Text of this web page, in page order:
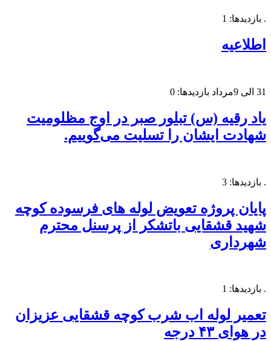
. بازدیدها: 1
اطلاعیه
31 الی 9مرداد بازدیدها: 0
یاد رقیه (س) تبلور صبر در اوج مظلومیت
شهادت ایشان را تسلیت می‌گوییم.
. بازدیدها: 3
پایان پروژه تعویض لوله های فرسوده کوچه
شهید قشقایی باتشکر از پرسنل محترم
شهرداری
. بازدیدها: 1
تعمیر لوله اب شرب کوچه قشقایی عزیزان
در هوای ۴۳ درجه